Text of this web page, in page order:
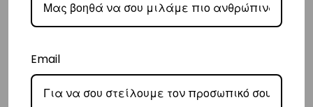
παράδοσή σας.
ημέρες.
Email